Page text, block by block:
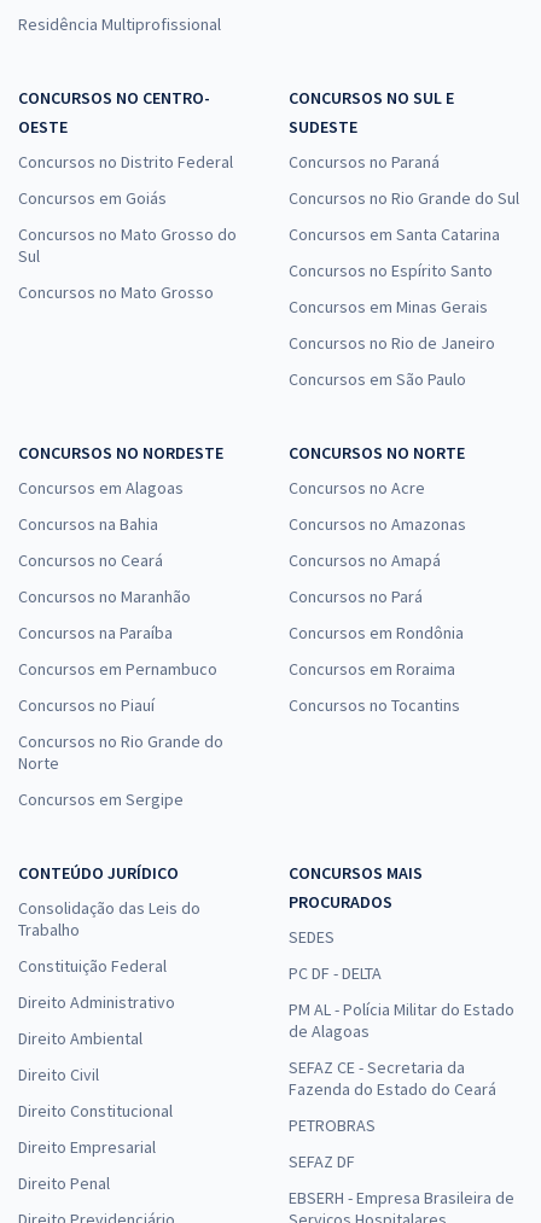
Residência Multiprofissional
CONCURSOS NO CENTRO-
OESTE
Concursos no Distrito Federal
Concursos em Goiás
Concursos no Mato Grosso do
Sul
Concursos no Mato Grosso
CONCURSOS NO SUL E
SUDESTE
Concursos no Paraná
Concursos no Rio Grande do Sul
Concursos em Santa Catarina
Concursos no Espírito Santo
Concursos em Minas Gerais
Concursos no Rio de Janeiro
Concursos em São Paulo
CONCURSOS NO NORDESTE
Concursos em Alagoas
Concursos na Bahia
Concursos no Ceará
Concursos no Maranhão
Concursos na Paraíba
Concursos em Pernambuco
Concursos no Piauí
Concursos no Rio Grande do
Norte
Concursos em Sergipe
CONCURSOS NO NORTE
Concursos no Acre
Concursos no Amazonas
Concursos no Amapá
Concursos no Pará
Concursos em Rondônia
Concursos em Roraima
Concursos no Tocantins
CONTEÚDO JURÍDICO
Consolidação das Leis do
Trabalho
Constituição Federal
Direito Administrativo
Direito Ambiental
Direito Civil
Direito Constitucional
Direito Empresarial
Direito Penal
CONCURSOS MAIS
PROCURADOS
SEDES
PC DF - DELTA
PM AL - Polícia Militar do Estado
de Alagoas
SEFAZ CE - Secretaria da
Fazenda do Estado do Ceará
PETROBRAS
SEFAZ DF
EBSERH - Empresa Brasileira de